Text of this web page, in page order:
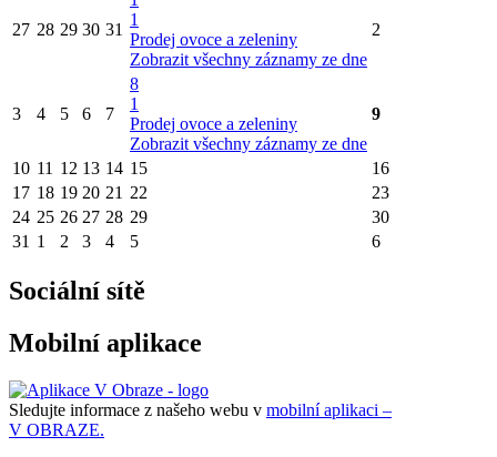
27 28 29 30 31
1
Prodej ovoce a zeleniny
Zobrazit všechny záznamy ze dne
2
3 4 5 6 7
8
1
Prodej ovoce a zeleniny
Zobrazit všechny záznamy ze dne
9
10 11 12 13 14 15
16
17 18 19 20 21 22
23
24 25 26 27 28 29
30
31 1 2 3 4 5 6
Sociální sítě
Mobilní aplikace
Sledujte informace z našeho webu v mobilní aplikaci –
V OBRAZE.